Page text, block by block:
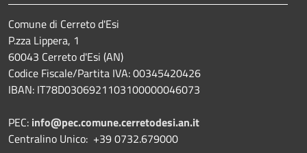
Comune di Cerreto d'Esi
P.zza Lippera, 1
60043 Cerreto d'Esi (AN)
Codice Fiscale/Partita IVA: 00345420426
IBAN: IT78D0306921103100000046073
PEC: info@pec.comune.cerretodesi.an.it
Centralino Unico: +39 0732.679000